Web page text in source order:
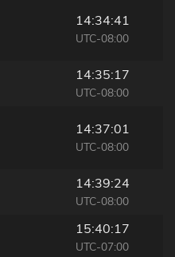
14:34:41
UTC-08:00
14:35:17
UTC-08:00
14:37:01
UTC-08:00
14:39:24
UTC-08:00
15:40:17
UTC-07:00